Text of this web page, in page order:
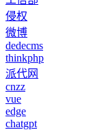
侵权
微博
dedecms
thinkphp
派代网
cnzz
vue
edge
chatgpt